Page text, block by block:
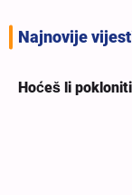
Najnovije
Hoćeš li